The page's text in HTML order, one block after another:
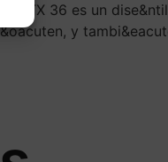
STX 36 es un
y